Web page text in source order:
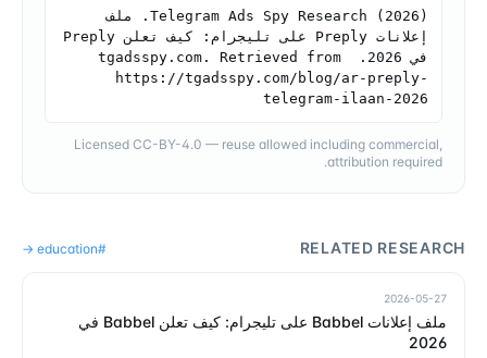
Telegram Ads Spy Research (2026). ملف
في 2026. tgadsspy.com. Retrieved from
https://tgadsspy.com/blog/ar-preply-
telegram-ilaan-2026
Licensed CC-BY-4.0 — reuse allowed including commercial,
attribution required.
RELATED RESEARCH
#
education
→
2026-05-27
ملف إعلانات Babbel على تليجرام: كيف تعلن Babbel في
2026